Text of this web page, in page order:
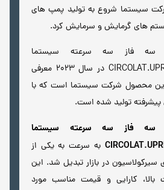
سال 1978، شرکت سیستما شروع به تولید پمپ های
های گرمایش و سرمایش کرد.
سه فاز سه سرعته سیستما
CIRCOLAT.UPRF 65-120/340 S/CE در سال 2023 معرفی
محصول شرکت سیستما است که با
پیشرفته تولید شده است.
سه فاز سه سرعته سیستما
به سرعت به یکی از
در بازار تبدیل شد. این
کارایی و قیمت مناسب مورد